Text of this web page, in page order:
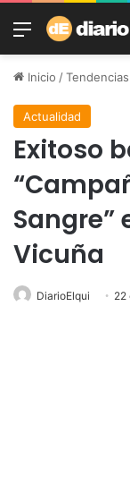
Menú
Inicio /Tendencias
Actualidad
Exitoso
Sangre”
Vicuña
DiarioElqui 22